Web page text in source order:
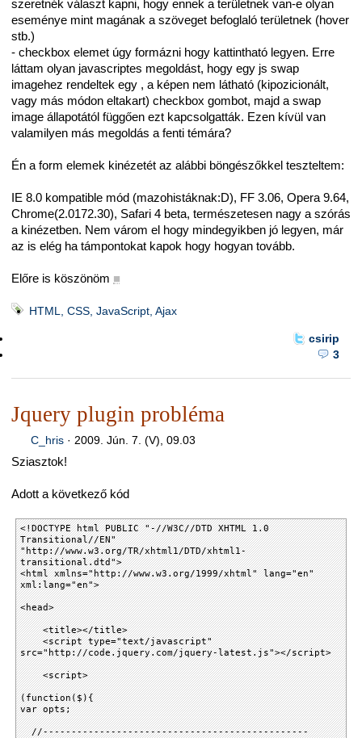
szeretnék választ kapni, hogy ennek a területnek van-e olyan
eseménye mint magának a szöveget befoglaló területnek (hover
stb.)
- checkbox elemet úgy formázni hogy kattintható legyen. Erre
láttam olyan javascriptes megoldást, hogy egy js swap
imagehez rendeltek egy , a képen nem látható (kipozicionált,
vagy más módon eltakart) checkbox gombot, majd a swap
image állapotától függően ezt kapcsolgatták. Ezen kívül van
valamilyen más megoldás a fenti témára?
Én a form elemek kinézetét az alábbi böngészőkkel teszteltem:
IE 8.0 kompatible mód (mazohistáknak:D), FF 3.06, Opera 9.64,
Chrome(2.0172.30), Safari 4 beta, természetesen nagy a szórás
a kinézetben. Nem várom el hogy mindegyikben jó legyen, már
az is elég ha támpontokat kapok hogy hogyan tovább.
Előre is köszönöm ■
HTML, CSS, JavaScript, Ajax
csirip
3
Jquery plugin probléma
C_hris· 2009. Jún. 7. (V), 09.03
Sziasztok!
Adott a következő kód
<!DOCTYPE html PUBLIC "-//W3C//DTD XHTML 1.0
Transitional//EN"
"http://www.w3.org/TR/xhtml1/DTD/xhtml1-
transitional.dtd">
<html xmlns="http://www.w3.org/1999/xhtml" lang="en"
xml:lang="en">
<head>
<title></title>
<script type="text/javascript"
src="http://code.jquery.com/jquery-latest.js"></script>
<script>
(function($){
var opts;
//-----------------------------------------------